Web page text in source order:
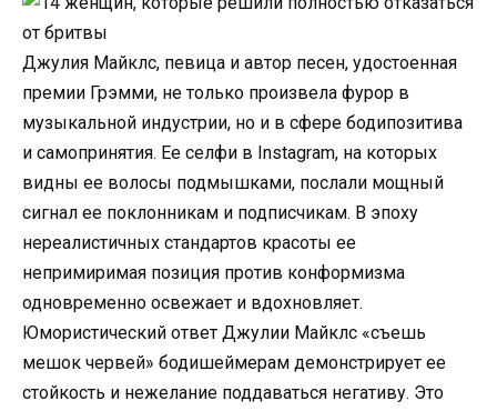
Джулия Майклс, певица и автор песен, удостоенная
премии Грэмми, не только произвела фурор в
музыкальной индустрии, но и в сфере бодипозитива
и самопринятия. Ее селфи в Instagram, на которых
видны ее волосы подмышками, послали мощный
сигнал ее поклонникам и подписчикам. В эпоху
нереалистичных стандартов красоты ее
непримиримая позиция против конформизма
одновременно освежает и вдохновляет.
Юмористический ответ Джулии Майклс «съешь
мешок червей» бодишеймерам демонстрирует ее
стойкость и нежелание поддаваться негативу. Это